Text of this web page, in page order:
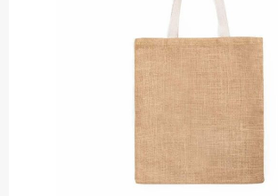
Custom made zonnehoedjes
Custom made bandana's
Custom made sokken